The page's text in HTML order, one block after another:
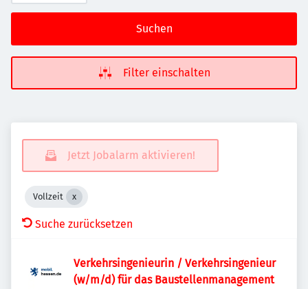
Suchen
Filter einschalten
Jetzt Jobalarm aktivieren!
Vollzeit
Suche zurücksetzen
Verkehrsingenieurin / Verkehrsingenieur
(w/m/d) für das Baustellenmanagement